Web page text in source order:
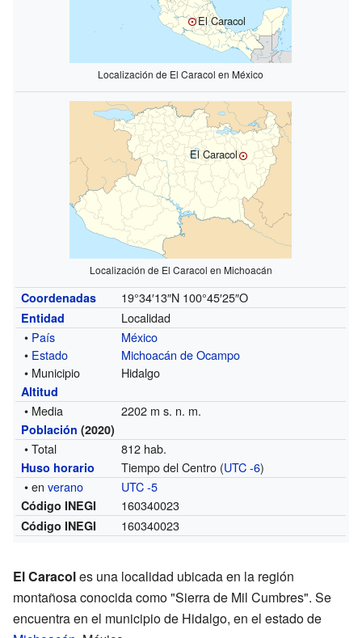
El Caracol
Localización de El Caracol en México
El Caracol
Localización de El Caracol en Michoacán
Coordenadas 19°34′13″N 100°45′25″O
Entidad
Localidad
• País
México
• Estado
Michoacán de Ocampo
• Municipio
Hidalgo
Altitud
• Media 2202 m s. n. m.
Población (2020)
• Total 812 hab.
Huso horario Tiempo del Centro (UTC -6)
• enverano UTC -5
Código INEGI 160340023
Código INEGI 160340023
El Caracoles una localidad ubicada en la región
montañosa conocida como "Sierra de Mil Cumbres". Se
encuentra en el municipio de Hidalgo, en el estado de